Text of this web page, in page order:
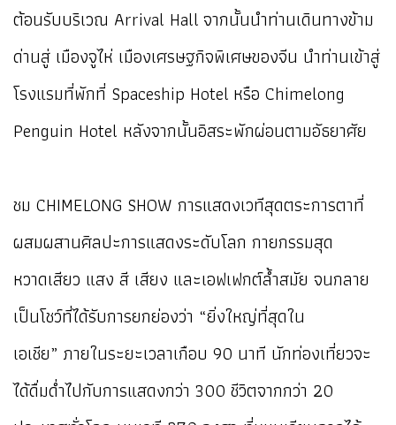
ต้อนรับบริเวณ Arrival Hall จากนั้นนำท่านเดินทางข้าม
ด่านสู่ เมืองจูไห่ เมืองเศรษฐกิจพิเศษของจีน นำท่านเข้าสู่
โรงแรมที่พักที่ Spaceship Hotel หรือ Chimelong
Penguin Hotel หลังจากนั้นอิสระพักผ่อนตามอัธยาศัย
ชม CHIMELONG SHOW การแสดงเวทีสุดตระการตาที่
ผสมผสานศิลปะการแสดงระดับโลก กายกรรมสุด
หวาดเสียว แสง สี เสียง และเอฟเฟกต์ล้ำสมัย จนกลาย
เป็นโชว์ที่ได้รับการยกย่องว่า “ยิ่งใหญ่ที่สุดใน
เอเชีย” ภายในระยะเวลาเกือบ 90 นาที นักท่องเที่ยวจะ
ได้ดื่มด่ำไปกับการแสดงกว่า 300 ชีวิตจากกว่า 20